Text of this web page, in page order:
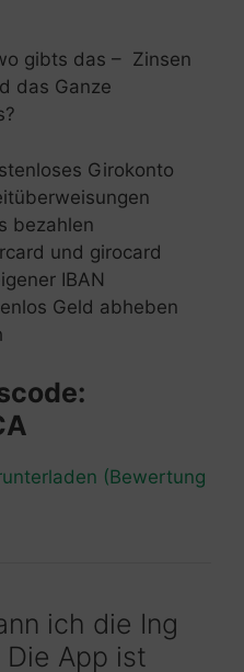
gibts das – Zinsen
das Ganze
Girokonto
bezahlen
und girocard
IBAN
Geld abheben
(Bewertung
ich die Ing
App ist